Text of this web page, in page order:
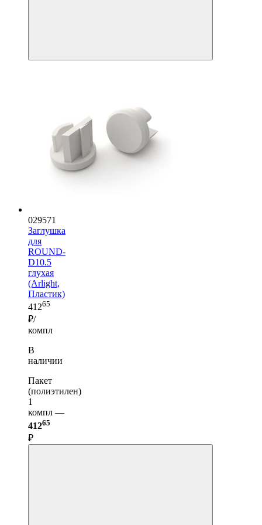
029571
Заглушка
для
ROUND-
D10.5
глухая
(Arlight,
Пластик)
41265
₽/
компл
В
наличии
Пакет
(полиэтилен)
1
компл —
41265
₽